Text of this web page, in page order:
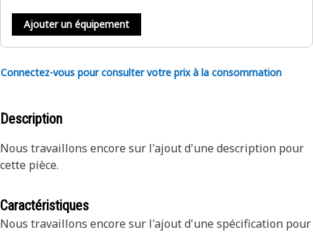
Ajouter un équipement
Connectez-vous pour consulter votre prix à la consommation
Description
Nous travaillons encore sur l'ajout d'une description pour
cette pièce.
Caractéristiques
Nous travaillons encore sur l'ajout d'une spécification pour